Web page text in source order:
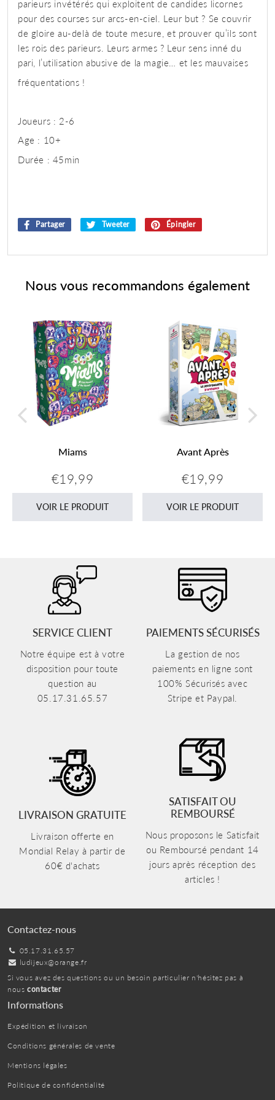
parieurs invétérés qui exploitent de candides licornes
pour des courses sur arcs-en-ciel. Leur but ? Se couvrir
de gloire au-delà de toute mesure, et prouver qu’ils sont
les rois des parieurs. Leurs armes ? Leur sens inné du
pari, l’utilisation abusive de la magie… et les mauvaises
fréquentations !
Joueurs : 2-6
Age : 10+
Durée : 45min
Partager
Partager
Tweeter
Tweeter
Épingler
Nous vous recommandons également
Miams
Prix
régulier
€19,99
VOIR LE PRODUIT
Avant Après
Prix
régulier
€19,99
VOIR LE PRODUIT
SERVICE CLIENT
Notre équipe est à votre
disposition pour toute
question au
05.17.31.65.57
PAIEMENTS SÉCURISÉS
La gestion de nos
paiements en ligne sont
100% Sécurisés avec
Stripe et Paypal.
LIVRAISON GRATUITE
Livraison offerte en
Mondial Relay à partir de
60€ d'achats
SATISFAIT OU
REMBOURSÉ
Nous proposons le Satisfait
ou Remboursé pendant 14
jours après réception des
articles !
Contactez-nous
05.17.31.65.57
ludijeux@orange.fr
Si vous avez des questions ou un besoin particulier n'hésitez pas à
nous contacter
Informations
Expédition et livraison
Conditions générales de vente
Mentions légales
Politique de confidentialité